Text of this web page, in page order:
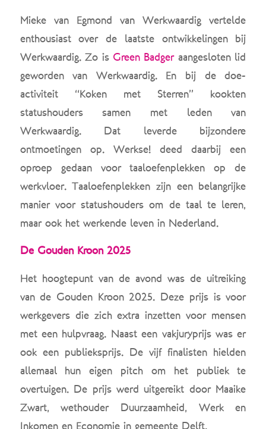
Mieke van Egmond van Werkwaardig vertelde
enthousiast over de laatste ontwikkelingen bij
Werkwaardig. Zo is Green Badgeraangesloten lid
geworden van Werkwaardig. En bij de doe-
activiteit “Koken met Sterren” kookten
statushouders samen met leden van
Werkwaardig. Dat leverde bijzondere
ontmoetingen op. Werkse! deed daarbij een
oproep gedaan voor taaloefenplekken op de
werkvloer. Taaloefenplekken zijn een belangrijke
manier voor statushouders om de taal te leren,
maar ook het werkende leven in Nederland.
De Gouden Kroon 2025
Het hoogtepunt van de avond was de uitreiking
van de Gouden Kroon 2025. Deze prijs is voor
werkgevers die zich extra inzetten voor mensen
met een hulpvraag. Naast een vakjuryprijs was er
ook een publieksprijs. De vijf finalisten hielden
allemaal hun eigen pitch om het publiek te
overtuigen. De prijs werd uitgereikt door Maaike
Zwart, wethouder Duurzaamheid, Werk en
Inkomen en Economie in gemeente Delft.